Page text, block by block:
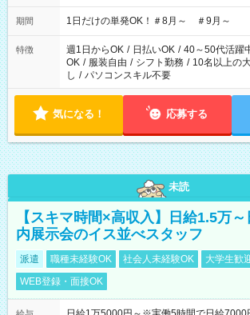
▼18:00～21:00
期間 1日だけの単発OK！＃8月～ ＃9月～
特徴 週1日からOK / 日払いOK / 40～50代活躍
OK / 服装自由 / シフト勤務 / 10名以上の
し / パソコンスキル不要
気になる！ 応募する
未読
【スキマ時間×高収入】日給1.5万
内展示会のイス並べスタッフ
派遣 職種未経験OK 社会人未経験OK 大学生歓
WEB登録・面接OK